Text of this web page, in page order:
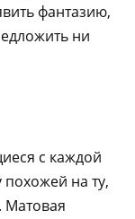
фантазию,
ни
с каждой
похожей на ту,
Матовая